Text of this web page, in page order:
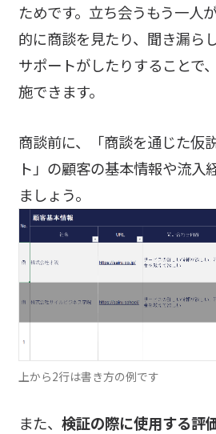
ためです。立ち会うもう一人
的に商談を見たり、聞き漏ら
サポートがしたりすることで
施できます。
商談前に、「商談を通じた仮
ト」の顧客の基本情報や流入
ましょう。
上から2行は書き方の例です
また、 検証の際に使用する評